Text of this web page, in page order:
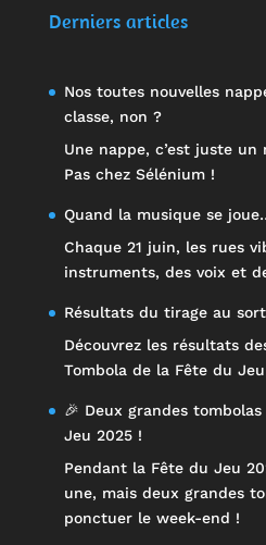
Derniers articles
Nos toutes nouvelles
classe, non ?
Une nappe, c’est juste
Pas chez Sélénium !
Quand la musique se
Chaque 21 juin, les rues
instruments, des voix et
Résultats du tirage au
Découvrez les résultats
Tombola de la Fête du
🎉 Deux grandes
Jeu 2025 !
Pendant la Fête du Jeu
une, mais deux grandes
ponctuer le week-end !